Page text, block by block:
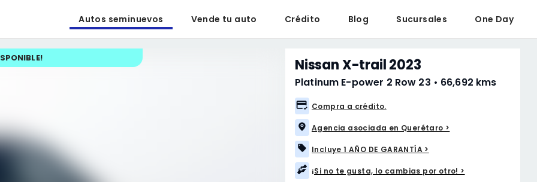
Autos seminuevos Vende tu auto Crédito Blog Sucursales One Day
! Nissan X-trail 2023
Platinum E-power 2 Row 23 • 66,692 kms
Compra a crédito.
Agencia asociada en Querétaro >
Incluye 1 AÑO DE GARANTÍA >
¡Si no te gusta, lo cambias por otro! >